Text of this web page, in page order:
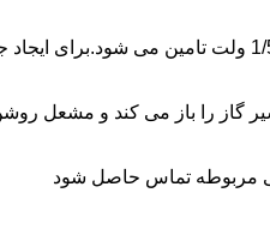
را باز می کند و مشعل روشن
مربوطه تماس حاصل شود